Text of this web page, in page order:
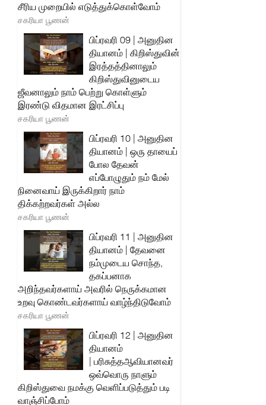
சீரிய முறையில் எடுத்துக்கொள்வோம்
சகரியா பூணன்
பிப்ரவரி 09 | அனுதின
தியானம் | கிறிஸ்துவின்
இரத்தத்தினாலும்
கிறிஸ்துவினுடைய
ஜீவனாலும் நாம் பெற்று கொள்ளும்
இரண்டு விதமான இரட்சிப்பு
சகரியா பூணன்
பிப்ரவரி 10 | அனுதின
தியானம் | ஒரு தாயைப்
போல தேவன்
எப்போழுதும் நம் மேல்
நினைவாய் இருக்கிறார் நாம்
திக்கற்றவர்கள் அல்ல
சகரியா பூணன்
பிப்ரவரி 11 | அனுதின
தியானம் | தேவனை
நம்முடைய சொந்த,
தகப்பனாக
அறிந்தவர்களாய் அவரில் நெருக்கமான
உறவு கொண்டவர்களாய் வாழ்ந்திடுவோம்
சகரியா பூணன்
பிப்ரவரி 12 | அனுதின
தியானம்
| பரிசுத்தஆவியானவர்
ஒவ்வொரு நாளும்
கிறிஸ்துவை நமக்கு வெளிப்படுத்தும் படி
வாஞ்சிப்போம்